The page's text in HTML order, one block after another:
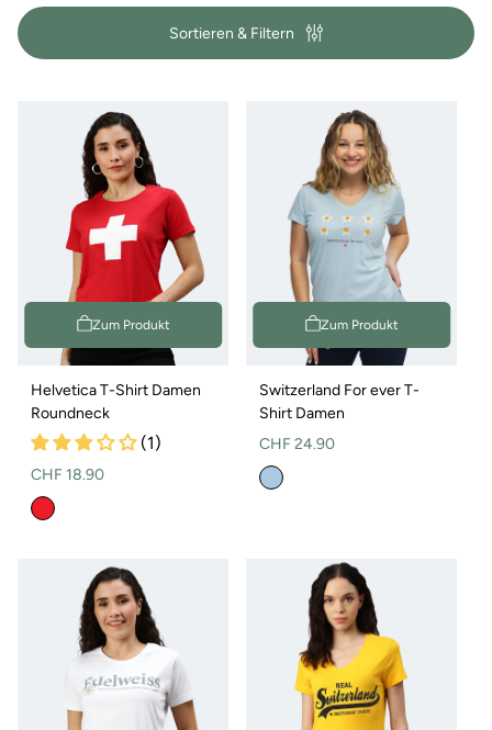
i
Sortieren & Filtern
Zum Produkt
Helvetica T-Shirt Damen
Roundneck
(1)
Normaler
Preis
CHF 18.90
Zum Produkt
Switzerland For ever T-
Shirt Damen
Normaler
Preis
CHF 24.90